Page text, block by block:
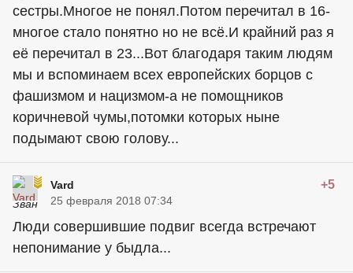
сестры.Многое не понял.Потом перечитал в 16-
многое стало понятно но не всё.И крайний раз я
её перечитал в 23...Вот благодаря таким людям
мы и вспоминаем всех европейских борцов с
фашизмом и нацизмом-а не помощников
коричневой чумы,потомки которых ныне
подымают свою голову...
Vard +5
25 февраля 2018 07:34
Люди совершившие подвиг всегда встречают
непонимание у быдла...